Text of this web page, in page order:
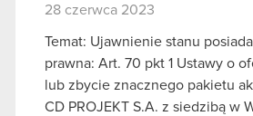
28 czerwca 2023
Temat: Ujawnienie stanu
prawna: Art. 70 pkt 1 Ustawy o
lub zbycie znacznego pakietu
CD PROJEKT S.A. z siedzibą w